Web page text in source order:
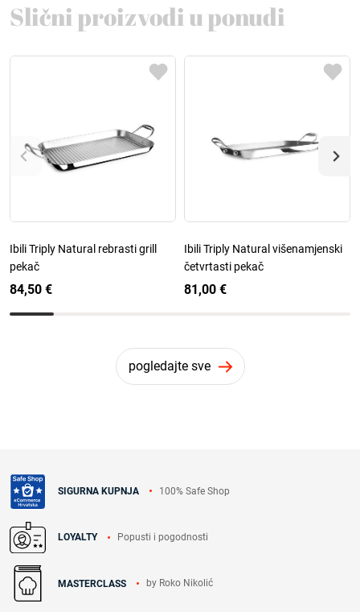
Slični proizvodi u ponudi
Ibili Triply Natural rebrasti grill
pekač
84,50 €
Ibili Triply Natural višenamjenski
četvrtasti pekač
81,00 €
pogledajte sve
SIGURNA KUPNJA 100% Safe Shop
LOYALTY Popusti i pogodnosti
MASTERCLASS by Roko Nikolić